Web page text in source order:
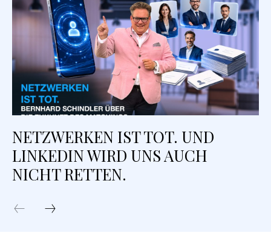
NETZWERKEN IST TOT. UND
LINKEDIN WIRD UNS AUCH
NICHT RETTEN.